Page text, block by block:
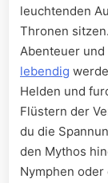
leuchtenden
Thronen
Abenteuer und
lebendig
Helden und
Flüstern der
⁤du die⁤
den Mythos
⁣Nymphen oder